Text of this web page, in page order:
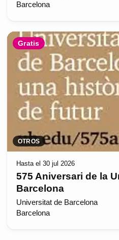
Barcelona
Gratis
OTROS
Hasta el 30 jul 2026
575 Aniversari de la
Barcelona
Universitat de Barcelona
Barcelona